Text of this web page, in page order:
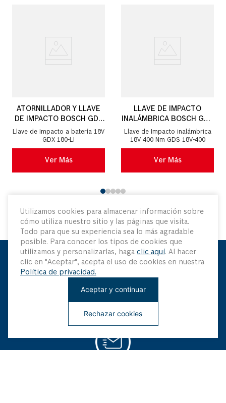
Utilizamos cookies para almacenar información sobre
cómo utiliza nuestro sitio y las páginas que visita.
Todo para que su experiencia sea lo más agradable
posible. Para conocer los tipos de cookies que
utilizamos y personalizarlas, haga clic aquí. Al hacer
clic en "Aceptar", acepta el uso de cookies en nuestra
Política de privacidad.
Rechazar cookies
Aceptar y continuar
ATORNILLADOR Y LLAVE
DE IMPACTO BOSCH GDX
180-LI 18V, 180NM
Llave de Impacto a batería 18V
GDX 180-LI
Ver Más
LLAVE DE IMPACTO
INALÁMBRICA BOSCH GDS
18V-400 18V
Llave de Impacto inalámbrica
18V 400 Nm GDS 18V-400
Ver Más
Mantenme Actualizado
Sé el primero en saber sobre nuestras últimas innovaciones
y ofertas especiales